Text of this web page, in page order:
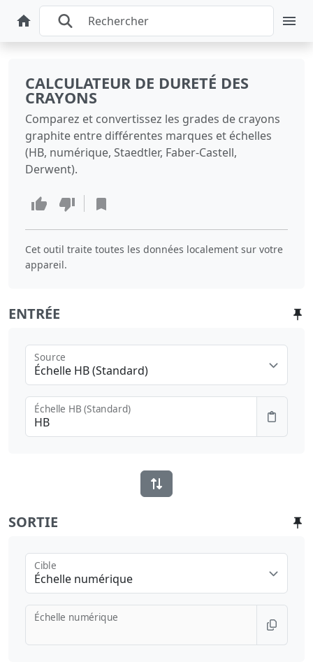
CALCULATEUR DE DURETÉ DES
CRAYONS
Comparez et convertissez les grades de crayons
graphite entre différentes marques et échelles
(HB, numérique, Staedtler, Faber-Castell,
Derwent).
Cet outil traite toutes les données localement sur votre
appareil.
ENTRÉE
Échelle HB (Standard)
Source
Échelle HB (Standard)
SORTIE
Échelle numérique
Cible
Échelle numérique